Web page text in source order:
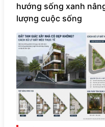
hướng sống xanh
lượng cuộc sống